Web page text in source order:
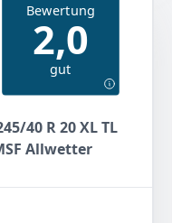
sind.
– ADDIX 4Season
Haltbarkeit,
– bei
und langer
GRÖßEN –
a. in 40-406, 50-
steht für über 100
Bewertung
2,0
gut
40 R 20 XL TL
Allwetter